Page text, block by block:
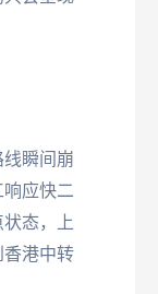
瞬间崩
应快二
态，上
香港中转